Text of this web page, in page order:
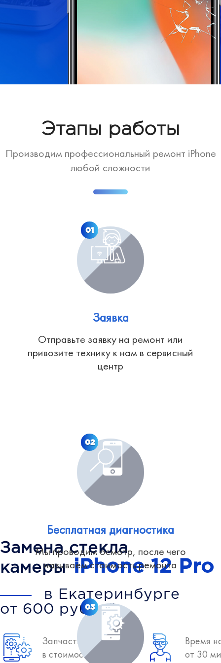
Замена стекла
камеры iPhone 12 Pro
в Екатеринбурге
от 600 рублей
Запчасть включена
в стоимость
Время
от 30
Этапы работы
Производим профессиональный ремонт iPhone
любой сложности
01
Заявка
Отправьте заявку на ремонт или
привозите технику к нам в сервисный
центр
02
Бесплатная диагностика
Мы проводим осмотр, после чего
называем стоимость ремонта
03